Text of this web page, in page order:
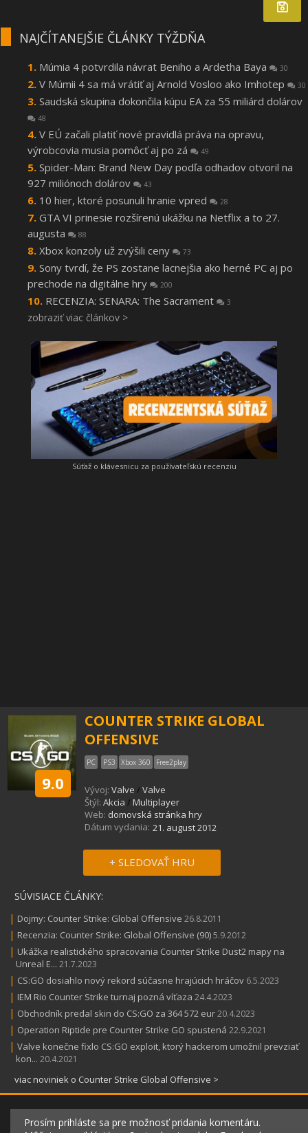
NAJČÍTANEJŠIE ČLÁNKY TÝŽDŇA
Múmia 4 potvrdila návrat Beniho a Ardetha Baya 30
V Múmii 4 sa má vrátiť aj Arnold Vosloo ako Imhotep 30
Saudská skupina dokončila kúpu EA za 55 miliárd dolárov
48
V EÚ začali platiť nové pravidlá práva na opravu,
výrobcovia musia pomôcť aj po zá
49
Spider-Man: Brand New Day podľa odhadov otvoril na
927 miliónoch dolárov
43
10 hier, ktoré posunuli hranie vpred 28
GTA VI prinesie rozšírenú ukážku na Netflix a to 27.
augusta
88
Xbox konzoly už zvýšili ceny 73
Sony tvrdí, že PS zostane lacnejšia ako herné PC aj po
prechode na digitálne hry
200
RECENZIA: SENARA: The Sacrament 3
zobraziť viac článkov >
Súťaž o klávesnicu za používateľskú recenziu
9.0
COUNTER STRIKE GLOBAL
OFFENSIVE
PC PS3 Xbox 360 Free2play
Vývoj: Valve / Valve
Štýl: Akcia / Multiplayer
Web: domovská stránka hry
Dátum vydania: 21. august 2012
+ SLEDOVAŤ HRU
SÚVISIACE ČLÁNKY:
| Dojmy: Counter Strike: Global Offensive 26.8.2011
| Recenzia: Counter Strike: Global Offensive (90)5.9.2012
| Ukážka realistického spracovania Counter Strike Dust2 mapy na
Unreal E... 21.7.2023
| CS:GO dosiahlo nový rekord súčasne hrajúcich hráčov 6.5.2023
| IEM Rio Counter Strike turnaj pozná víťaza 24.4.2023
| Obchodník predal skin do CS:GO za 364 572 eur20.4.2023
| Operation Riptide pre Counter Strike GO spustená 22.9.2021
| Valve konečne fixlo CS:GO exploit, ktorý hackerom umožnil prevziať
kon... 20.4.2021
viac noviniek o Counter Strike Global Offensive >
Prosím prihláste sa pre možnosť pridania komentáru.